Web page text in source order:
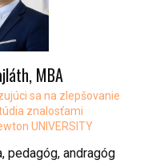
MBA
sa na zlepšovanie
znalosťami
UNIVERSITY
pedagóg, andragóg